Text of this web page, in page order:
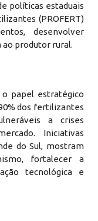
políticas estaduais
(PROFERT)
desenvolver
produtor rural.
papel estratégico
dos fertilizantes
a crises
Iniciativas
do Sul, mostram
fortalecer a
tecnológica e